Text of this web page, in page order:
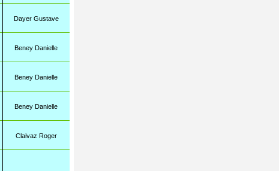
Dayer Gustave
Beney Danielle
Beney Danielle
Beney Danielle
Claivaz Roger